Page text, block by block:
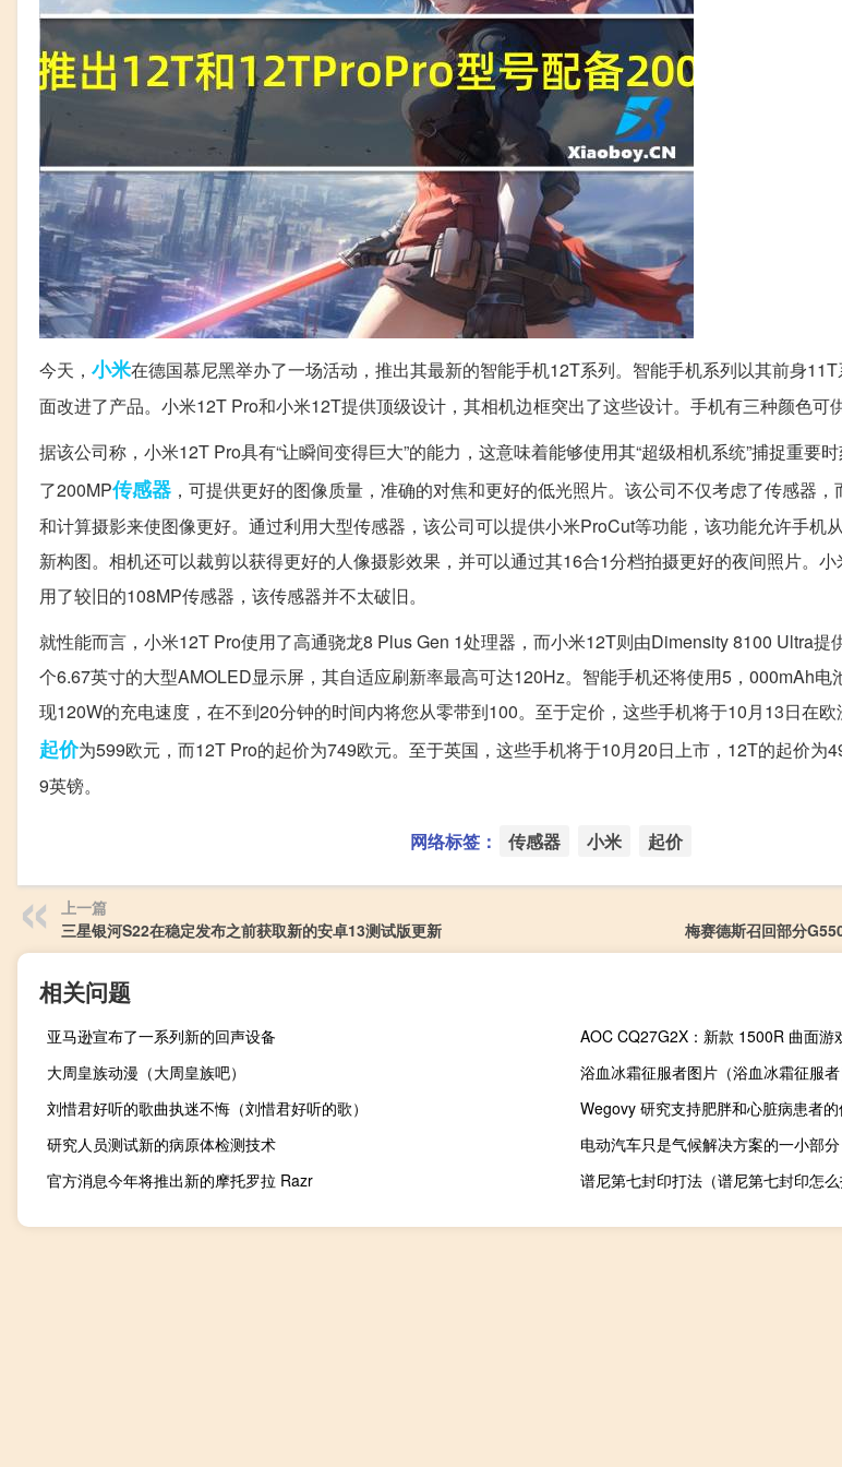
今天， 小米在德国慕尼黑举办了一场活动，推出其最新的智能手机12T系列。智能手机系列以其前身
面改进了产品。小米12T Pro和小米12T提供顶级设计，其相机边框突出了这些设计。手机有三种颜色可
据该公司称，小米12T Pro具有“让瞬间变得巨大”的能力，这意味着能够使用其“超级相机系统”捕捉重要
了200MP传感器 ，可提供更好的图像质量，准确的对焦和更好的低光照片。该公司不仅考虑了传感器
和计算摄影来使图像更好。通过利用大型传感器，该公司可以提供小米ProCut等功能，该功能允许手机
新构图。相机还可以裁剪以获得更好的人像摄影效果，并可以通过其16合1分档拍摄更好的夜间照片。
用了较旧的108MP传感器，该传感器并不太破旧。
就性能而言，小米12T Pro使用了高通骁龙8 Plus Gen 1处理器，而小米12T则由Dimensity 8100 Ultra提
个6.67英寸的大型AMOLED显示屏，其自适应刷新率最高可达120Hz。智能手机还将使用5，000mAh电
现120W的充电速度，在不到20分钟的时间内将您从零带到100。至于定价，这些手机将于10月13日在
起价为599欧元，而12T Pro的起价为749欧元。至于英国，这些手机将于10月20日上市，12T的起价为
9英镑。
网络标签： 传感器 小米 起价
上一篇
三星银河S22在稳定发布之前获取新的安卓13测试版更新
梅赛德斯召回部分
相关问题
亚马逊宣布了一系列新的回声设备
AOC CQ27G2X：新款 1500R 曲面
大周皇族动漫（大周皇族吧）
浴血冰霜征服者图片（浴血冰霜征服者
刘惜君好听的歌曲执迷不悔（刘惜君好听的歌）
Wegovy 研究支持肥胖和心脏病患者的
研究人员测试新的病原体检测技术
电动汽车只是气候解决方案的一小部分
官方消息今年将推出新的摩托罗拉 Razr
谱尼第七封印打法（谱尼第七封印怎么